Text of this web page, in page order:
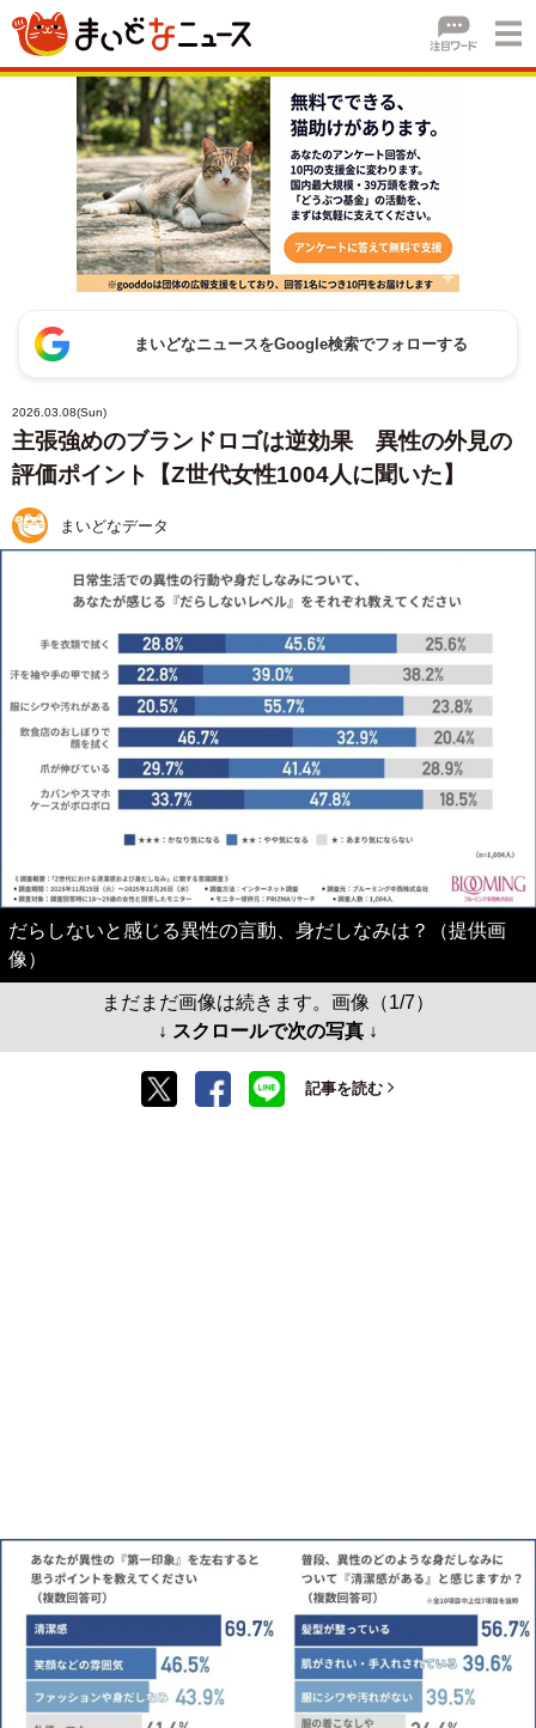
まいどなニュースをGoogle検索でフォローする
2026.03.08(Sun)
主張強めのブランドロゴは逆効果 異性の外見の
評価ポイント【Z世代女性1004人に聞いた】
まいどなデータ
だらしないと感じる異性の言動、身だしなみは？（提供画
像）
まだまだ画像は続きます。画像（1/7）
↓ スクロールで次の写真 ↓
記事を読む